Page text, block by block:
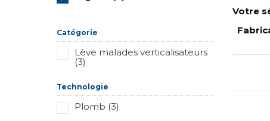
Catégorie
Lève malades verticalisateurs
(3)
Technologie
Plomb (3)
Votre